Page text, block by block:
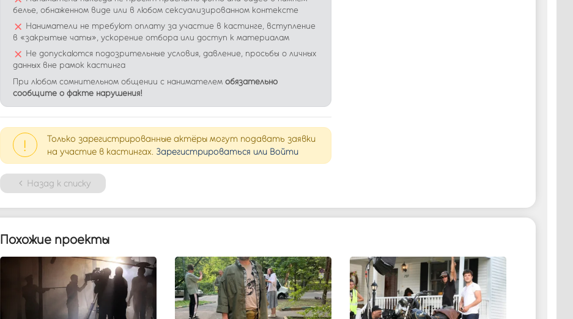
белье, обнаженном виде или в любом сексуализированном контексте
× Наниматели не требуют оплату за участие в кастинге, вступление
в «закрытые чаты», ускорение отбора или доступ к материалам
× Не допускаются подозрительные условия, давление, просьбы о личных
данных вне рамок кастинга
При любом сомнительном общении с нанимателем обязательно
сообщите о факте нарушения!
!
Только зарегистрированные актёры могут подавать заявки
на участие в кастингах. Зарегистрироваться или Войти
Назад к списку
Похожие проекты